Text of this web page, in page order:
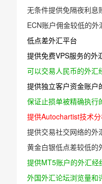
无条件提供免隔夜利息
ECN账户佣金较低的外
低点差外汇平台
提供免费VPS服务的外
可以交易人民币的外汇
提供独立客户资金账户
保证止损单被精确执行
提供Autochartist技术
提供交易社交网络的外
黄金白银低点差较低的
提供MT5账户的外汇经
外国外汇论坛浏览量和